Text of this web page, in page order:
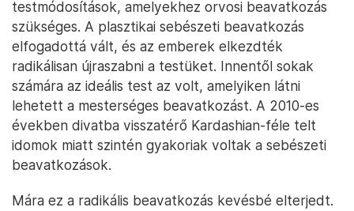
testmódosítások, amelyekhez orvosi beavatkozás
szükséges. A plasztikai sebészeti beavatkozás
elfogadottá vált, és az emberek elkezdték
radikálisan újraszabni a testüket. Innentől sokak
számára az ideális test az volt, amelyiken látni
lehetett a mesterséges beavatkozást. A 2010-es
években divatba visszatérő Kardashian-féle telt
idomok miatt szintén gyakoriak voltak a sebészeti
beavatkozások.
Mára ez a radikális beavatkozás kevésbé elterjedt.